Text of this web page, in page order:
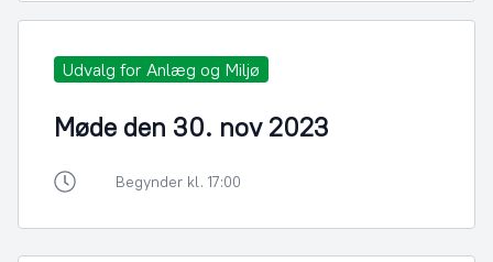
Udvalg for Anlæg og Miljø
Møde den 30. nov 2023
Begynder kl. 17:00